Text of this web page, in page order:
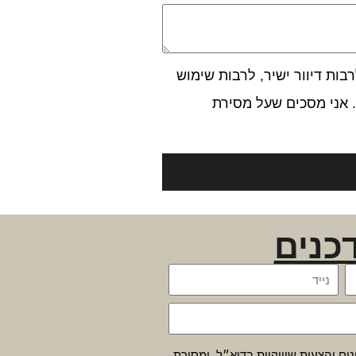
דיוור ישיר, לרבות שימוש
אני מסכים שעל מסירת